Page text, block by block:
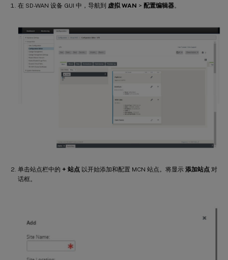
在 SD-WAN 设备 GUI 中，导航到 虚拟 WAN > 配置编辑器。
单击站点栏中的 + 站点 以开始添加和配置 MCN 站点。将显示 添加站点 对
话框。